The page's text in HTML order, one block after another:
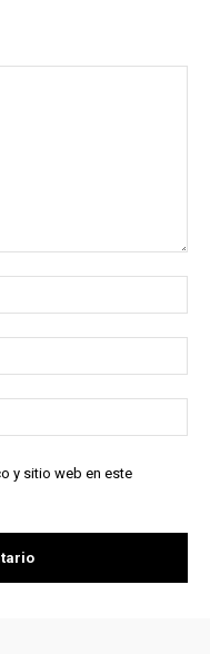
y sitio web en este